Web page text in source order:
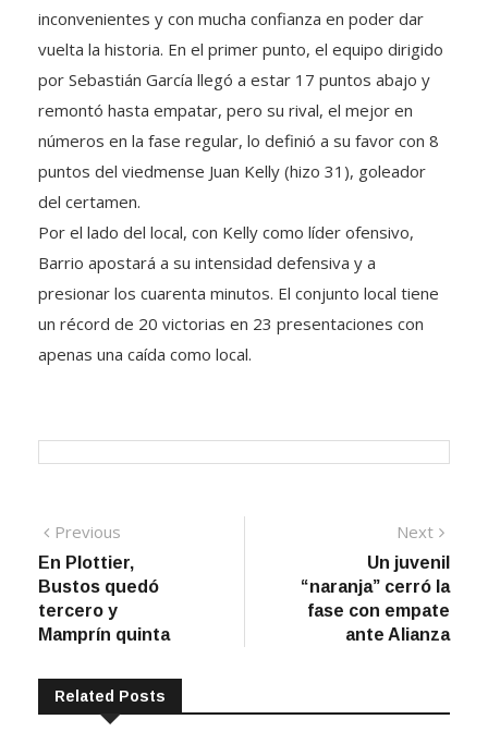
inconvenientes y con mucha confianza en poder dar
vuelta la historia. En el primer punto, el equipo dirigido
por Sebastián García llegó a estar 17 puntos abajo y
remontó hasta empatar, pero su rival, el mejor en
números en la fase regular, lo definió a su favor con 8
puntos del viedmense Juan Kelly (hizo 31), goleador
del certamen.
Por el lado del local, con Kelly como líder ofensivo,
Barrio apostará a su intensidad defensiva y a
presionar los cuarenta minutos. El conjunto local tiene
un récord de 20 victorias en 23 presentaciones con
apenas una caída como local.
Navegación
de
entradas
Previous
post:
En Plottier,
Bustos quedó
tercero y
Mamprín quinta
Next
post:
Un juvenil
“naranja” cerró la
fase con empate
ante Alianza
Related Posts